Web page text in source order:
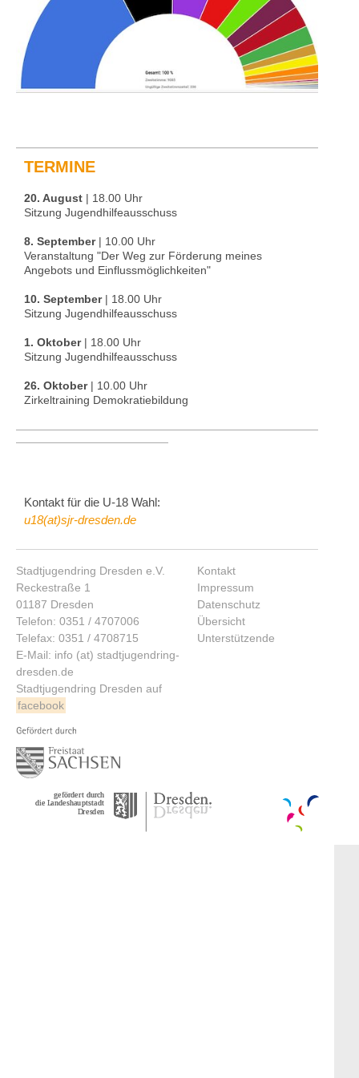
Kontakt für die U-18 Wahl:
u18(at)sjr-dresden.de
Stadtjugendring Dresden e.V.
Reckestraße 1
01187 Dresden
Telefon: 0351 / 4707006
Telefax: 0351 / 4708715
E-Mail: info (at) stadtjugendring-
dresden.de
Stadtjugendring Dresden auf
facebook
Kontakt
Impressum
Datenschutz
Übersicht
Unterstützende